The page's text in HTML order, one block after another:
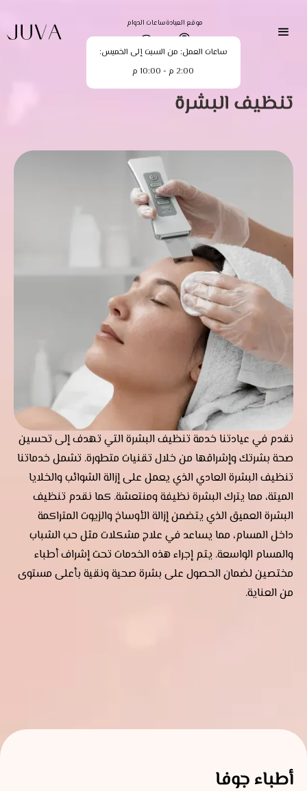
ساعات الدوام
ساعات العمل: من السبت إلى الخميس:
2:00 م - 10:00 م
موقع العيادة
تنظيف البشرة
نقدم في عيادتنا خدمة تنظيف البشرة التي تهدف إلى تحسين
صحة بشرتك وإشراقها من خلال تقنيات متطورة. تشمل خدماتنا
تنظيف البشرة العادي الذي يعمل على إزالة الشوائب والخلايا
الميتة، مما يترك البشرة نظيفة ومنتعشة. كما نقدم تنظيف
البشرة العميق الذي يتضمن إزالة الأوساخ والزيوت المتراكمة
داخل المسام، مما يساعد في علاج مشكلات مثل حب الشباب
والمسام الواسعة. يتم إجراء هذه الخدمات تحت إشراف أطباء
مختصين لضمان الحصول على بشرة صحية ونقية بأعلى مستوى
من العناية.
أطباء جوفا